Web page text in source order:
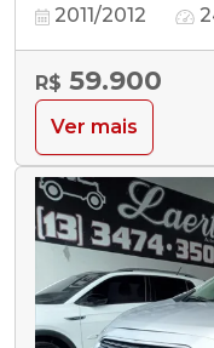
2011/2012
R$ 59.900
Ver mais